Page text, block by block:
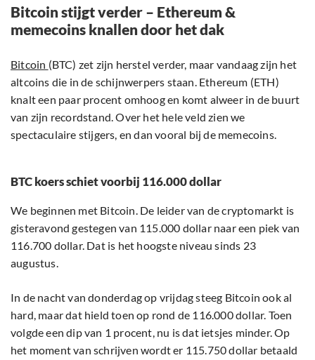
Bitcoin stijgt verder – Ethereum &
memecoins knallen door het dak
Bitcoin (BTC) zet zijn herstel verder, maar vandaag zijn het
altcoins die in de schijnwerpers staan. Ethereum (ETH)
knalt een paar procent omhoog en komt alweer in de buurt
van zijn recordstand. Over het hele veld zien we
spectaculaire stijgers, en dan vooral bij de memecoins.
BTC koers schiet voorbij 116.000 dollar
We beginnen met Bitcoin. De leider van de cryptomarkt is
gisteravond gestegen van 115.000 dollar naar een piek van
116.700 dollar. Dat is het hoogste niveau sinds 23
augustus.
In de nacht van donderdag op vrijdag steeg Bitcoin ook al
hard, maar dat hield toen op rond de 116.000 dollar. Toen
volgde een dip van 1 procent, nu is dat ietsjes minder. Op
het moment van schrijven wordt er 115.750 dollar betaald